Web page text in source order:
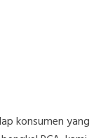
konsumen yang